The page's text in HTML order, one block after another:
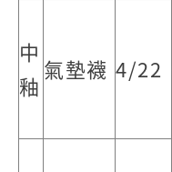
中
釉
氣墊襪 4/22